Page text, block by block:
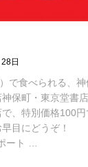
日
で食べられる、
保町・東京堂書
、特別価格100
目にどうぞ！
ート …